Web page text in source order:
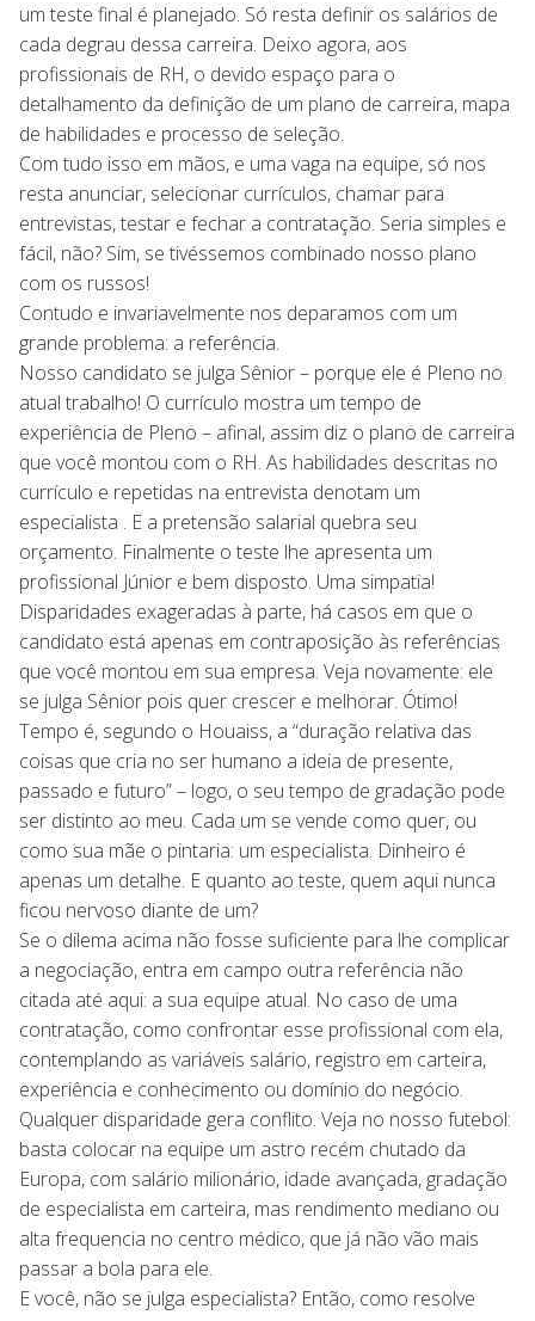
um teste final é planejado. Só resta definir os salários de
cada degrau dessa carreira. Deixo agora, aos
profissionais de RH, o devido espaço para o
detalhamento da definição de um plano de carreira, mapa
de habilidades e processo de seleção.
Com tudo isso em mãos, e uma vaga na equipe, só nos
resta anunciar, selecionar currículos, chamar para
entrevistas, testar e fechar a contratação. Seria simples e
fácil, não? Sim, se tivéssemos combinado nosso plano
com os russos!
Contudo e invariavelmente nos deparamos com um
grande problema: a referência.
Nosso candidato se julga Sênior – porque ele é Pleno no
atual trabalho! O currículo mostra um tempo de
experiência de Pleno – afinal, assim diz o plano de carreira
que você montou com o RH. As habilidades descritas no
currículo e repetidas na entrevista denotam um
especialista . E a pretensão salarial quebra seu
orçamento. Finalmente o teste lhe apresenta um
profissional Júnior e bem disposto. Uma simpatia!
Disparidades exageradas à parte, há casos em que o
candidato está apenas em contraposição às referências
que você montou em sua empresa. Veja novamente: ele
se julga Sênior pois quer crescer e melhorar. Ótimo!
Tempo é, segundo o Houaiss, a “duração relativa das
coisas que cria no ser humano a ideia de presente,
passado e futuro” – logo, o seu tempo de gradação pode
ser distinto ao meu. Cada um se vende como quer, ou
como sua mãe o pintaria: um especialista. Dinheiro é
apenas um detalhe. E quanto ao teste, quem aqui nunca
ficou nervoso diante de um?
Se o dilema acima não fosse suficiente para lhe complicar
a negociação, entra em campo outra referência não
citada até aqui: a sua equipe atual. No caso de uma
contratação, como confrontar esse profissional com ela,
contemplando as variáveis salário, registro em carteira,
experiência e conhecimento ou domínio do negócio.
Qualquer disparidade gera conflito. Veja no nosso futebol:
basta colocar na equipe um astro recém chutado da
Europa, com salário milionário, idade avançada, gradação
de especialista em carteira, mas rendimento mediano ou
alta frequencia no centro médico, que já não vão mais
passar a bola para ele.
E você, não se julga especialista? Então, como resolve